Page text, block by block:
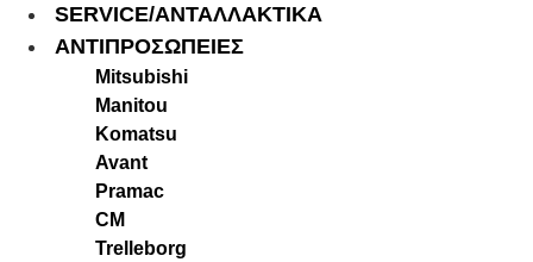
SERVICE/ΑΝΤΑΛΛΑΚΤΙΚΑ
ΑΝΤΙΠΡΟΣΩΠΕΙΕΣ
Mitsubishi
Manitou
Komatsu
Avant
Pramac
CM
Trelleborg